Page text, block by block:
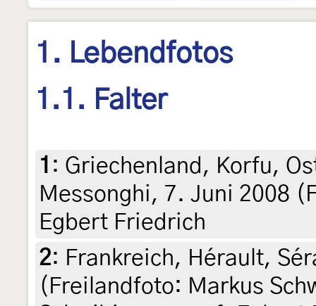
1. Lebendfotos
1.1. Falter
1 : Griechenland, Korfu,
Messonghi, 7. Juni 2008
Egbert Friedrich
2: Frankreich, Hérault,
(Freilandfoto: Markus